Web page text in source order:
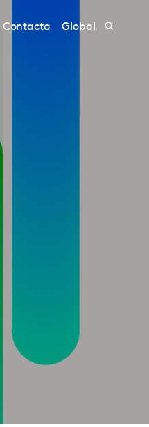
Contacta Global